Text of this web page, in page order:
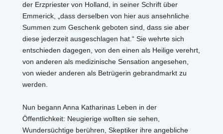
der Erzpriester von Holland, in seiner Schrift über
Emmerick, „dass derselben von hier aus ansehnliche
Summen zum Geschenk geboten sind, dass sie aber
diese jederzeit ausgeschlagen hat.“ Sie wehrte sich
entschieden dagegen, von den einen als Heilige verehrt,
von anderen als medizinische Sensation angesehen,
von wieder anderen als Betrügerin gebrandmarkt zu
werden.
Nun begann Anna Katharinas Leben in der
Öffentlichkeit: Neugierige wollten sie sehen,
Wundersüchtige berühren, Skeptiker ihre angebliche